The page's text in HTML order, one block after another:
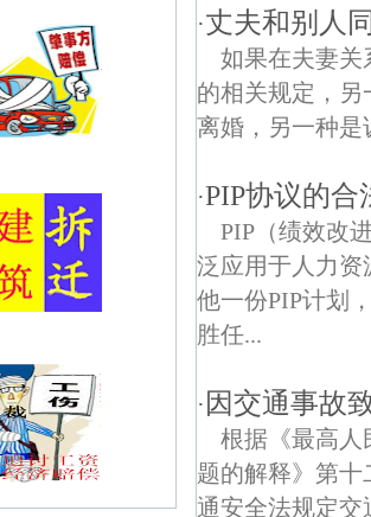
·丈夫和别人
如果在夫妻关
的相关规定，
离婚，另一种是
·PIP协议的合
PIP（绩效改
泛应用于人力资
他一份PIP计划
胜任...
· 因交通事故
根据《最高人
题的解释》第
通安全法规定交